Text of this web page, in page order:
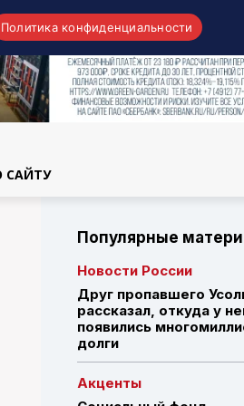
САЙТУ
Популярные
Новости России
Друг пропавшего
рассказал, откуда у
появились
долги
Акценты
Политика конфиденциальности